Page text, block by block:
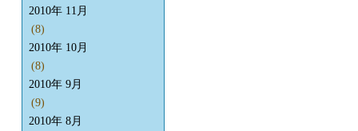
2010年 11月
(8)
2010年 10月
(8)
2010年 9月
(9)
2010年 8月